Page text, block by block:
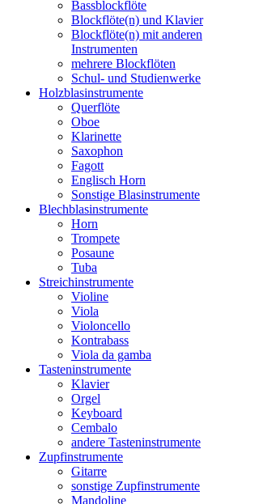
Bassblockflöte
Blockflöte(n) und Klavier
Blockflöte(n) mit anderen
Instrumenten
mehrere Blockflöten
Schul- und Studienwerke
Holzblasinstrumente
Querflöte
Oboe
Klarinette
Saxophon
Fagott
Englisch Horn
Sonstige Blasinstrumente
Blechblasinstrumente
Horn
Trompete
Posaune
Tuba
Streichinstrumente
Violine
Viola
Violoncello
Kontrabass
Viola da gamba
Tasteninstrumente
Klavier
Orgel
Keyboard
Cembalo
andere Tasteninstrumente
Zupfinstrumente
Gitarre
sonstige Zupfinstrumente
Mandoline